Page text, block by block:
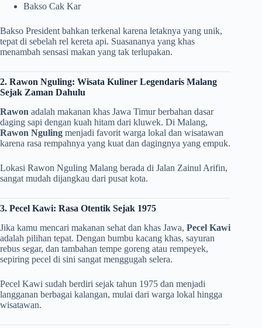
Bakso Cak Kar
Bakso President bahkan terkenal karena letaknya yang unik,
tepat di sebelah rel kereta api. Suasananya yang khas
menambah sensasi makan yang tak terlupakan.
2. Rawon Nguling: Wisata Kuliner Legendaris Malang
Sejak Zaman Dahulu
Rawon adalah makanan khas Jawa Timur berbahan dasar
daging sapi dengan kuah hitam dari kluwek. Di Malang,
Rawon Nguling menjadi favorit warga lokal dan wisatawan
karena rasa rempahnya yang kuat dan dagingnya yang empuk.
Lokasi Rawon Nguling Malang berada di Jalan Zainul Arifin,
sangat mudah dijangkau dari pusat kota.
3. Pecel Kawi: Rasa Otentik Sejak 1975
Jika kamu mencari makanan sehat dan khas Jawa, Pecel Kawi
adalah pilihan tepat. Dengan bumbu kacang khas, sayuran
rebus segar, dan tambahan tempe goreng atau rempeyek,
sepiring pecel di sini sangat menggugah selera.
Pecel Kawi sudah berdiri sejak tahun 1975 dan menjadi
langganan berbagai kalangan, mulai dari warga lokal hingga
wisatawan.